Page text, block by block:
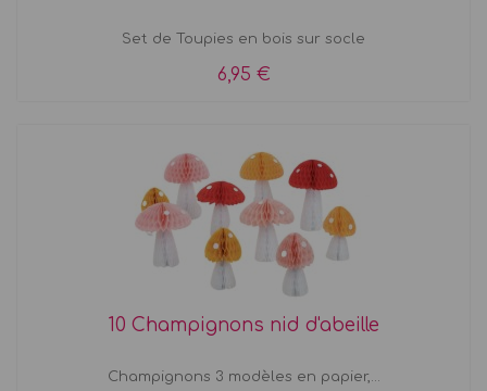
Set de Toupies en bois sur socle
6,95 €
10 Champignons nid d'abeille
Champignons 3 modèles en papier,...